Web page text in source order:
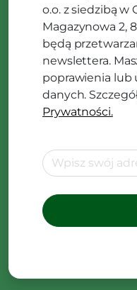
o.o. z siedzibą w
Magazynowa 2,
będą
newslettera.
poprawienia lub
danych.
Prywatności.